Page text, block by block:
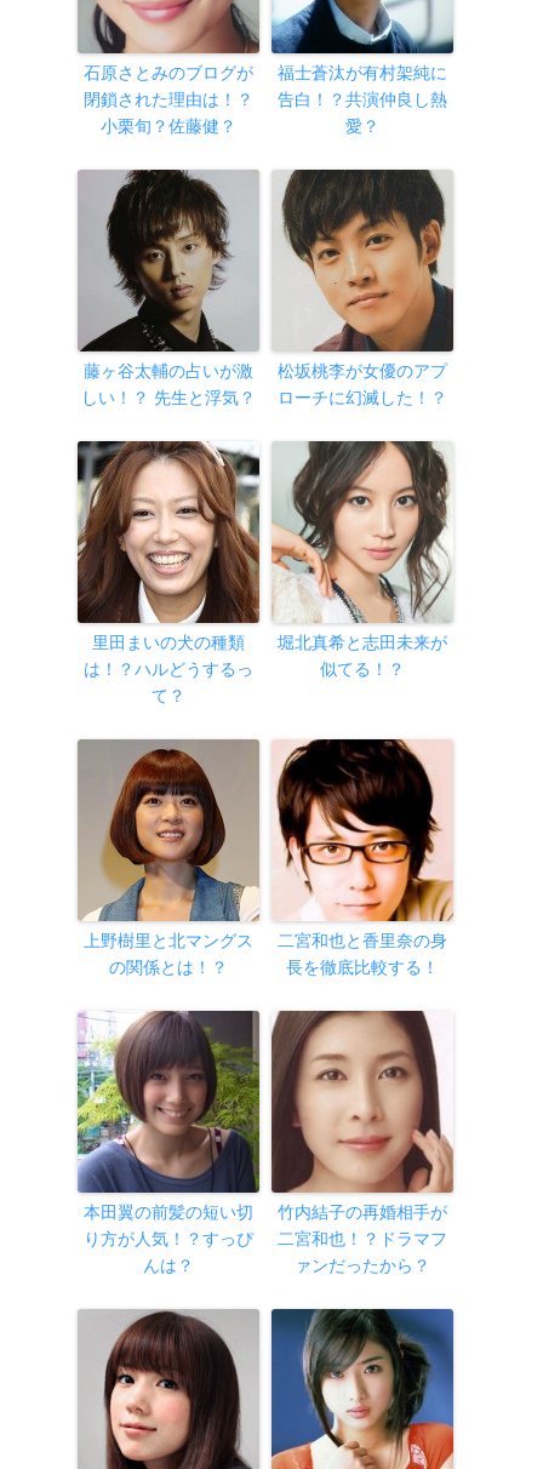
石原さとみのブログが
閉鎖された理由は！？
小栗旬？佐藤健？
福士蒼汰が有村架純に
告白！？共演仲良し熱
愛？
藤ヶ谷太輔の占いが激
しい！？ 先生と浮気？
松坂桃李が女優のアプ
ローチに幻滅した！？
里田まいの犬の種類
は！？ハルどうするっ
て？
堀北真希と志田未来が
似てる！？
上野樹里と北マングス
の関係とは！？
二宮和也と香里奈の身
長を徹底比較する！
本田翼の前髪の短い切
り方が人気！？すっぴ
んは？
竹内結子の再婚相手が
二宮和也！？ドラマフ
ァンだったから？